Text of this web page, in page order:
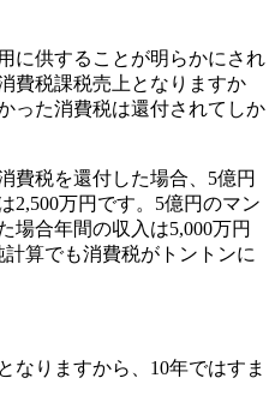
に供することが明らかにされ
費税課税売上となりますか
った消費税は還付されてしか
税を還付した場合、5億円
2,500万円です。5億円のマン
場合年間の収入は5,000万円
算でも消費税がトントンに
りますから、10年ではすま